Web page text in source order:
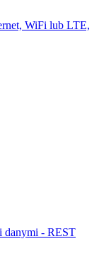
WiFi lub LTE,
danymi - REST